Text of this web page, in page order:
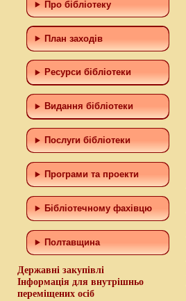
Про бібліотеку
План заходів
Ресурси бібліотеки
Видання бібліотеки
Послуги бібліотеки
Програми та проекти
Бiблiотечному фахiвцю
Полтавщина
Державні закупівлі
Інформація для внутрішньо
переміщених осіб